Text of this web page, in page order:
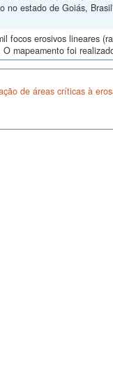
no estado de Goiás,
focos erosivos lineares
mapeamento foi
de áreas críticas à